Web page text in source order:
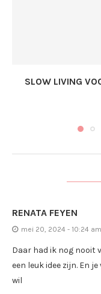
SLOW LIVING
RENATA FEYEN
mei 20, 2024 - 10:24 am
Daar had ik nog nooit
een leuk idee zijn. En
wil